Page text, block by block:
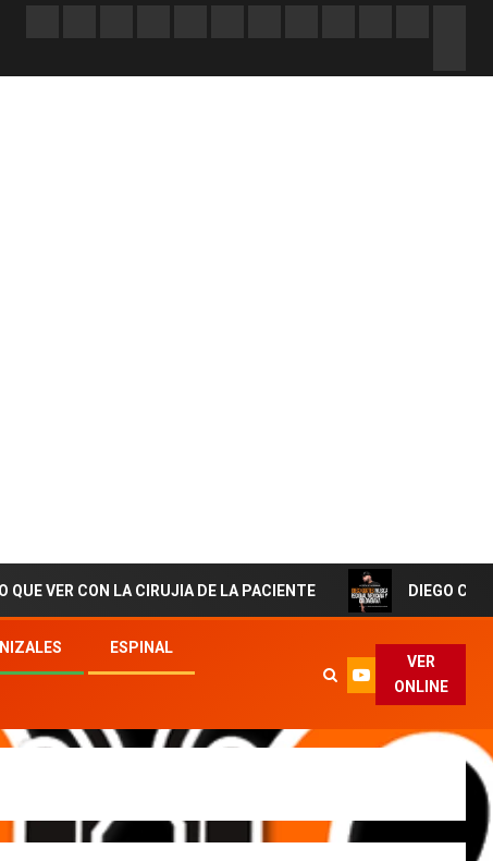
LA CIRUJIA DE LA PACIENTE DIEGO CORTES El
ESPINAL
VER
ONLINE